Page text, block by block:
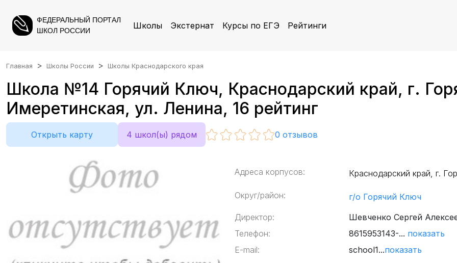
ФЕДЕРАЛЬНЫЙ ПОРТАЛ
ШКОЛ РОССИИ
Школы Экстернат Курсы по ЕГЭ Рейтинги
Главная Школы России Школы Краснодарского края
Школа №14 Горячий Ключ, Краснодарский край, г.
Имеретинская, ул. Ленина, 16 рейтинг
Открыть карту 4 школ(ы) рядом 0 отзывов
Адреса корпусов: Краснодарский край, г.
Округ/район:
г/о Горячий Ключ
Директор:
Шевченко Сергей
Телефон:
8615953143-... показать
E-mail:
school1...показать